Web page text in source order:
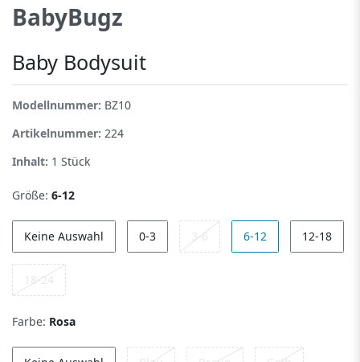
BabyBugz
Baby Bodysuit
Modellnummer: BZ10
Artikelnummer: 224
Inhalt: 1 Stück
Größe: 6-12
Keine Auswahl 0-3 3-6 6-12 12-18
18-24
Farbe: Rosa